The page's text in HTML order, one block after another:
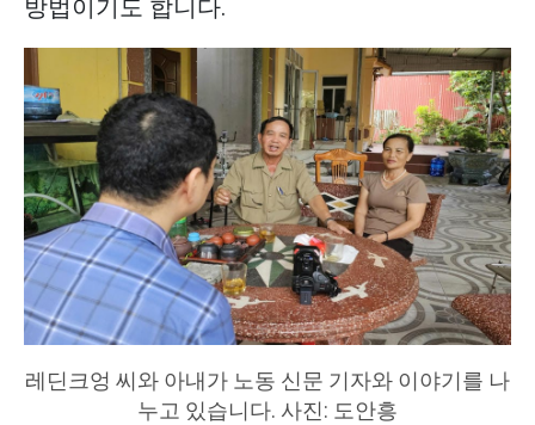
방법이기도 합니다.
레딘크엉 씨와 아내가 노동 신문 기자와 이야기를 나
누고 있습니다. 사진: 도안흥